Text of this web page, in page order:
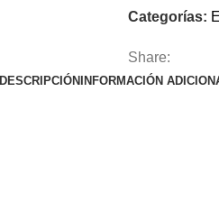
Categorías:
Share:
DESCRIPCIÓN INFORMACIÓN